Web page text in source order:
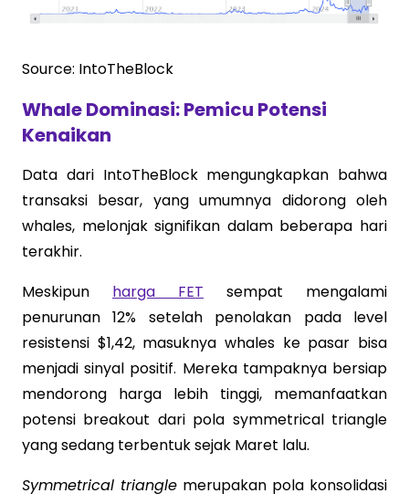
Source: IntoTheBlock
Whale Dominasi: Pemicu Potensi
Kenaikan
Data dari IntoTheBlock mengungkapkan bahwa
transaksi besar, yang umumnya didorong oleh
whales, melonjak signifikan dalam beberapa hari
terakhir.
Meskipun harga FET sempat mengalami
penurunan 12% setelah penolakan pada level
resistensi $1,42, masuknya whales ke pasar bisa
menjadi sinyal positif. Mereka tampaknya bersiap
mendorong harga lebih tinggi, memanfaatkan
potensi breakout dari pola symmetrical triangle
yang sedang terbentuk sejak Maret lalu.
Symmetrical triangle merupakan pola konsolidasi